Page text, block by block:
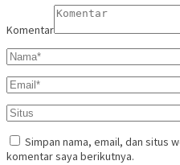
Komentar
Simpan nama, email, dan situs
komentar saya berikutnya.